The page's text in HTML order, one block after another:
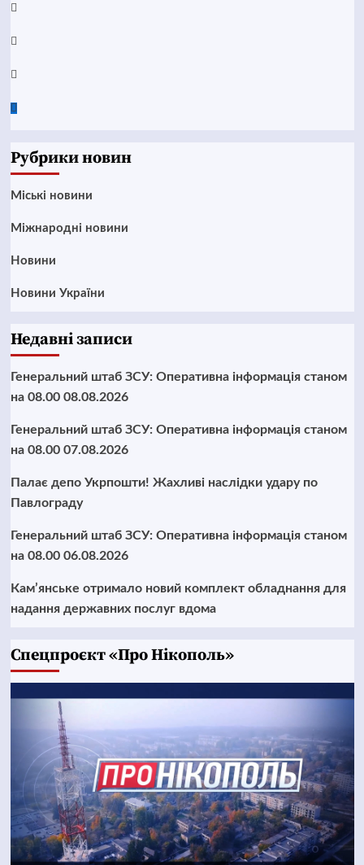
Telegram
Instagram
Twitter
Рубрики новин
Mіські новини
Міжнародні новини
Новини
Новини України
Недавні записи
Генеральний штаб ЗСУ: Оперативна інформація станом
на 08.00 08.08.2026
Генеральний штаб ЗСУ: Оперативна інформація станом
на 08.00 07.08.2026
Палає депо Укрпошти! Жахливі наслідки удару по
Павлограду
Генеральний штаб ЗСУ: Оперативна інформація станом
на 08.00 06.08.2026
Кам’янське отримало новий комплект обладнання для
надання державних послуг вдома
Cпецпроєкт «Про Нікополь»